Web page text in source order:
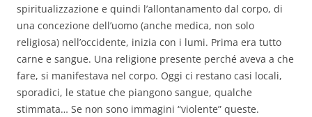
spiritualizzazione e quindi l’allontanamento dal corpo, di
una concezione dell’uomo (anche medica, non solo
religiosa) nell’occidente, inizia con i lumi. Prima era tutto
carne e sangue. Una religione presente perché aveva a che
fare, si manifestava nel corpo. Oggi ci restano casi locali,
sporadici, le statue che piangono sangue, qualche
stimmata… Se non sono immagini “violente” queste.